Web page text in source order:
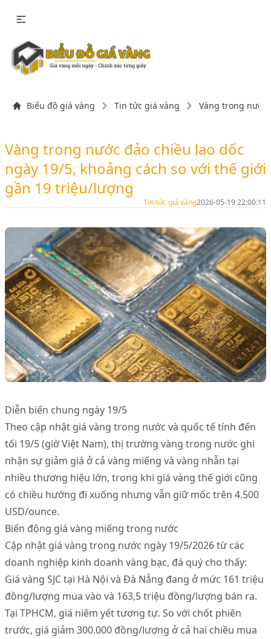
Biểu đồ giá vàng Tin tức giá vàng Vàng trong nước
Vàng trong nước đảo chiều lao dốc
ngày 19/5, khoảng cách so với thế giới
gần 19 triệu/lượng
Tin tức giá vàng2026-05-19 22:00:11
Diễn biến chung ngày 19/5
Theo cập nhật giá vàng trong nước và quốc tế tính đến
tối 19/5 (giờ Việt Nam), thị trường vàng trong nước ghi
nhận sự giảm giá ở cả vàng miếng và vàng nhẫn tại
nhiều thương hiệu lớn, trong khi giá vàng thế giới cũng
có chiều hướng đi xuống nhưng vẫn giữ mốc trên 4.500
USD/ounce.
Biến động giá vàng miếng trong nước
Cập nhật giá vàng trong nước ngày 19/5/2026 từ các
doanh nghiệp kinh doanh vàng bạc, đá quý cho thấy:
Giá vàng SJC tại Hà Nội và Đà Nẵng đang ở mức 161 triệu
đồng/lượng mua vào và 163,5 triệu đồng/lượng bán ra.
Tại TPHCM, giá niêm yết tương tự. So với chốt phiên
trước, giá giảm 300.000 đồng/lượng ở cả hai chiều mua